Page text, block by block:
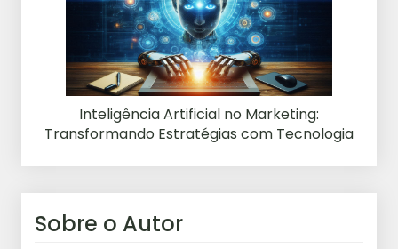
Inteligência Artificial no Marketing:
Transformando Estratégias com Tecnologia
Sobre o Autor